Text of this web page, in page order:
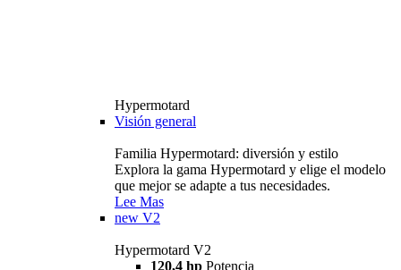
Hypermotard
Visión general
Familia Hypermotard: diversión y estilo
Explora la gama Hypermotard y elige el modelo
que mejor se adapte a tus necesidades.
Lee Mas
new V2
Hypermotard V2
120,4 hp Potencia